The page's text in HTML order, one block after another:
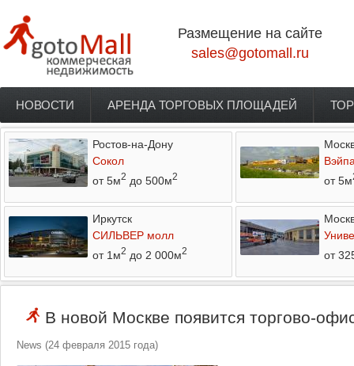
Размещение на сайте
sales@gotomall.ru
Главное меню
НОВОСТИ АРЕНДА ТОРГОВЫХ ПЛОЩАДЕЙ
Ростов-на-Дону
Сокол
от 5м2 до 500м2
от 5м
Иркутск
СИЛЬВЕР молл
от 1м2 до 2 000м2
от
В новой Москве появится торгово-
News (24 февраля 2015 года)